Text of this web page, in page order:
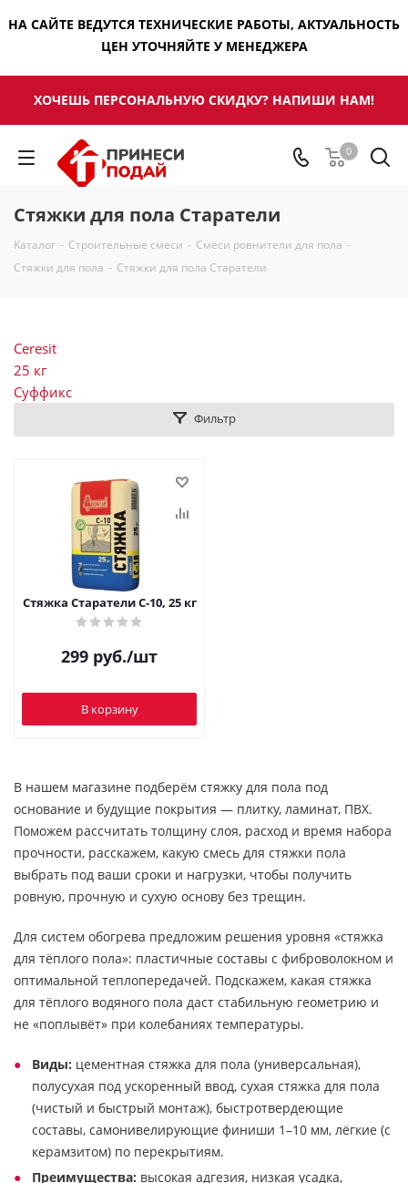
НА САЙТЕ ВЕДУТСЯ ТЕХНИЧЕСКИЕ РАБОТЫ, АКТУАЛЬНОСТЬ
ЦЕН УТОЧНЯЙТЕ У МЕНЕДЖЕРА
ХОЧЕШЬ ПЕРСОНАЛЬНУЮ СКИДКУ? НАПИШИ НАМ!
0
Стяжки для пола Старатели
Каталог - Строительные смеси - Смеси ровнители для пола -
Стяжки для пола - Стяжки для пола Старатели
Ceresit
25 кг
Суффикс
Фильтр
Стяжка Старатели С-10, 25 кг
299 руб./шт
В корзину
В нашем магазине подберём стяжку для пола под
основание и будущие покрытия — плитку, ламинат, ПВХ.
Поможем рассчитать толщину слоя, расход и время набора
прочности, расскажем, какую смесь для стяжки пола
выбрать под ваши сроки и нагрузки, чтобы получить
ровную, прочную и сухую основу без трещин.
Для систем обогрева предложим решения уровня «стяжка
для тёплого пола»: пластичные составы с фиброволокном и
оптимальной теплопередачей. Подскажем, какая стяжка
для тёплого водяного пола даст стабильную геометрию и
не «поплывёт» при колебаниях температуры.
Виды: цементная стяжка для пола (универсальная),
полусухая под ускоренный ввод, сухая стяжка для пола
(чистый и быстрый монтаж), быстротвердеющие
составы, самонивелирующие финиши 1–10 мм, лёгкие (с
керамзитом) по перекрытиям.
Преимущества: высокая адгезия, низкая усадка,